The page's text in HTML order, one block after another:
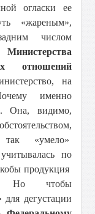
огласки ее
«жареным»,
числом
Министерства
отношений
на
именно
Она, видимо,
«умело»
по
продукция
Но чтобы
для дегустации